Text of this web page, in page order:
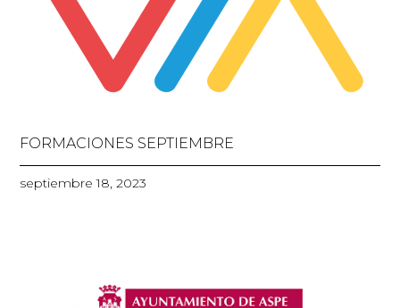
FORMACIONES SEPTIEMBRE
septiembre 18, 2023